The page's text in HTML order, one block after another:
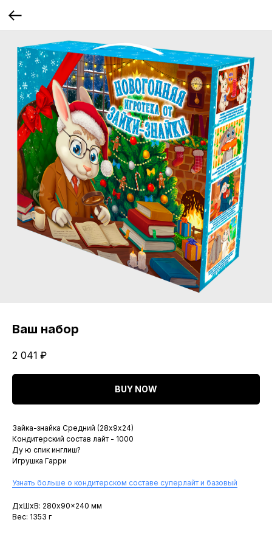
Ваш набор
2 041 ₽
BUY NOW
Зайка-знайка Средний (28х9х24)
Кондитерский состав лайт - 1000
Ду ю спик инглиш?
Игрушка Гарри
Узнать больше о кондитерском составе суперлайт и базовый
ДxШxВ: 280x90x240 мм
Вес: 1353 г